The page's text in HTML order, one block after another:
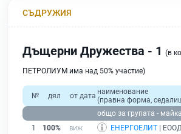
СЪДРУЖИЯ
Дъщерни Дружества - 1 (в
ПЕТРОЛИУМ има над 50% участие)
№ дял от дата наименование
(правна форма,
общо за групата -
1
100% ЕНЕРГОЕЛИТ |